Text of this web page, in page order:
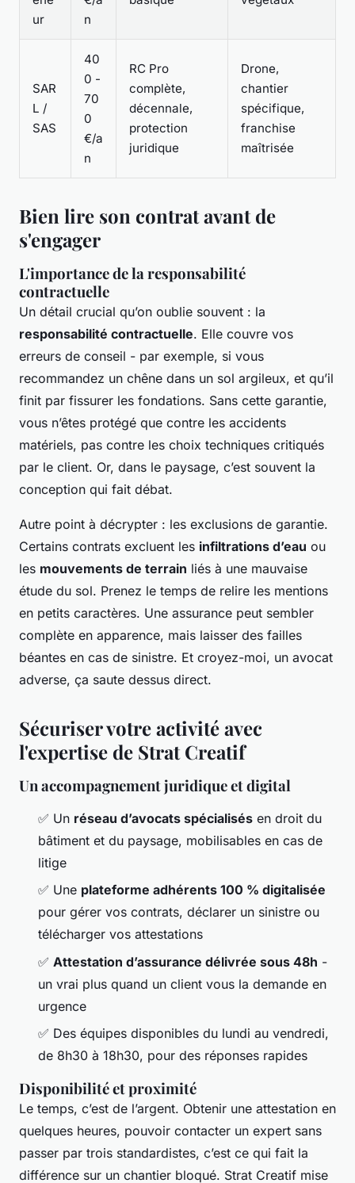
ur
n
SAR
L /
SAS
40
0 -
70
0
€/a
n
RC Pro
complète,
décennale,
protection
juridique
Drone,
chantier
spécifique,
franchise
maîtrisée
Bien lire son contrat avant de
s'engager
L'importance de la responsabilité
contractuelle
Un détail crucial qu’on oublie souvent : la
responsabilité contractuelle. Elle couvre vos
erreurs de conseil - par exemple, si vous
recommandez un chêne dans un sol argileux, et qu’il
finit par fissurer les fondations. Sans cette garantie,
vous n’êtes protégé que contre les accidents
matériels, pas contre les choix techniques critiqués
par le client. Or, dans le paysage, c’est souvent la
conception qui fait débat.
Autre point à décrypter : les exclusions de garantie.
Certains contrats excluent les infiltrations d’eau ou
les mouvements de terrain liés à une mauvaise
étude du sol. Prenez le temps de relire les mentions
en petits caractères. Une assurance peut sembler
complète en apparence, mais laisser des failles
béantes en cas de sinistre. Et croyez-moi, un avocat
adverse, ça saute dessus direct.
Sécuriser votre activité avec
l'expertise de Strat Creatif
Un accompagnement juridique et digital
✅ Un réseau d’avocats spécialisés en droit du
bâtiment et du paysage, mobilisables en cas de
litige
✅ Une plateforme adhérents 100 % digitalisée
pour gérer vos contrats, déclarer un sinistre ou
télécharger vos attestations
✅ Attestation d’assurance délivrée sous 48h -
un vrai plus quand un client vous la demande en
urgence
✅ Des équipes disponibles du lundi au vendredi,
de 8h30 à 18h30, pour des réponses rapides
Disponibilité et proximité
Le temps, c’est de l’argent. Obtenir une attestation en
quelques heures, pouvoir contacter un expert sans
passer par trois standardistes, c’est ce qui fait la
différence sur un chantier bloqué. Strat Creatif mise